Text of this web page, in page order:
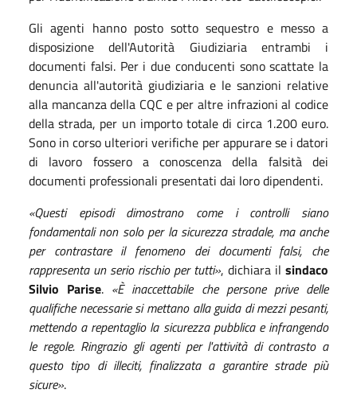
Gli agenti hanno posto sotto sequestro e messo a
disposizione dell'Autorità Giudiziaria entrambi i
documenti falsi. Per i due conducenti sono scattate la
denuncia all'autorità giudiziaria e le sanzioni relative
alla mancanza della CQC e per altre infrazioni al codice
della strada, per un importo totale di circa 1.200 euro.
Sono in corso ulteriori verifiche per appurare se i datori
di lavoro fossero a conoscenza della falsità dei
documenti professionali presentati dai loro dipendenti.
«Questi episodi dimostrano come i controlli siano
fondamentali non solo per la sicurezza stradale, ma anche
per contrastare il fenomeno dei documenti falsi, che
rappresenta un serio rischio per tutti», dichiara il sindaco
Silvio Parise. «È inaccettabile che persone prive delle
qualifiche necessarie si mettano alla guida di mezzi pesanti,
mettendo a repentaglio la sicurezza pubblica e infrangendo
le regole. Ringrazio gli agenti per l'attività di contrasto a
questo tipo di illeciti, finalizzata a garantire strade più
sicure».